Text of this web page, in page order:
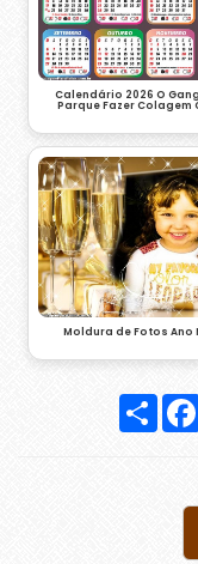
Calendário 2026 O
Parque Fazer Colagem
Moldura de Fotos Ano